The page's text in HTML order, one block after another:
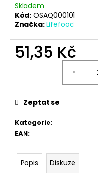
Skladem
Kód: OSAQ000101
Značka:Lifefood
51,35 Kč
Kategorie:
EAN:
Zeptat se
Popis Diskuze
p
o
u
e